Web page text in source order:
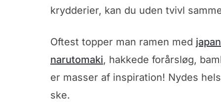
krydderier, kan du uden tvivl
Oftest topper man ramen med
narutomaki, hakkede forårsløg,
er masser af inspiration! Nydes
ske.